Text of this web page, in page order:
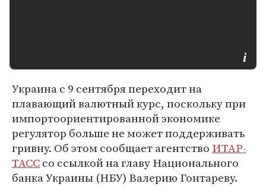
Украина с 9 сентября переходит на
плавающий валютный курс, поскольку при
импортоориентированной экономике
регулятор больше не может поддерживать
гривну. Об этом сообщает агентство ИТАР-
ТАССсо ссылкой на главу Национального
банка Украины (НБУ) Валерию Гонтареву.